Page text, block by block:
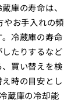
庫の寿命は、
やお手入れの頻
冷蔵庫の寿命
たりするなど
買い替えを検
時の目安とし
蔵庫の冷却能